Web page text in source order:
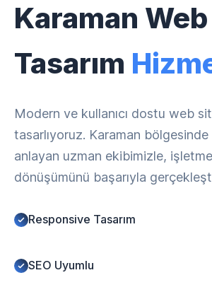
Karaman Web
Tasarım
Modern ve kullanıcı dostu web
tasarlıyoruz. Karaman bölgesinde
anlayan uzman ekibimizle,
dönüşümünü başarıyla
Responsive Tasarım
SEO Uyumlu